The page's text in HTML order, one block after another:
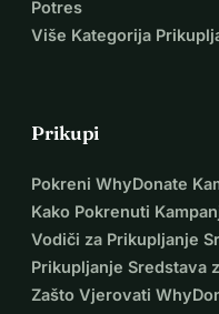
Potres
Više Kategorija
Prikupi
Pokreni WhyDonate
Kako Pokrenuti
Vodiči za Prikupljanje
Prikupljanje Sredstava
Zašto Vjerovati